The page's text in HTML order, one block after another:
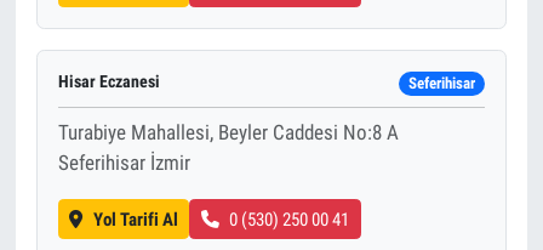
Hisar Eczanesi Seferihisar
Turabiye Mahallesi, Beyler Caddesi No:8 A
Seferihisar İzmir
Yol Tarifi Al 0 (530) 250 00 41